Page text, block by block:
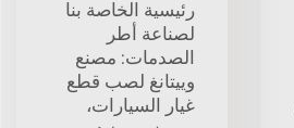
رئيسية الخاصة بنا
لصناعة أطر
الصدمات: مصنع
وييتانغ لصب قطع
غيار السيارات،